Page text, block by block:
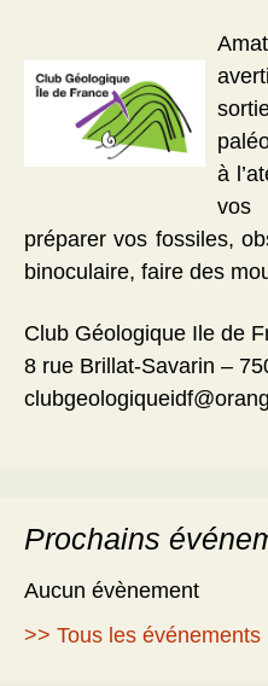
à
vos
préparer vos fossiles,
binoculaire, faire des
Club Géologique Ile de
8 rue Brillat-Savarin –
Prochains
Aucun évènement
>> Tous les événements